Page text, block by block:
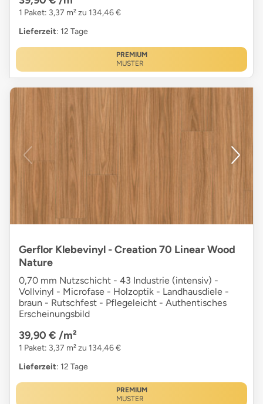
1 Paket: 3,37 m² zu 134,46 €
Lieferzeit: 12 Tage
PREMIUM
MUSTER
Gerflor Klebevinyl - Creation 70 Linear Wood
Nature
0,70 mm Nutzschicht - 43 Industrie (intensiv) -
Vollvinyl - Microfase - Holzoptik - Landhausdiele -
braun - Rutschfest - Pflegeleicht - Authentisches
Erscheinungsbild
39,90 € /m²
1 Paket: 3,37 m² zu 134,46 €
Lieferzeit: 12 Tage
PREMIUM
MUSTER